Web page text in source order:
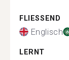
FLIESSEND
Englisch
LERNT